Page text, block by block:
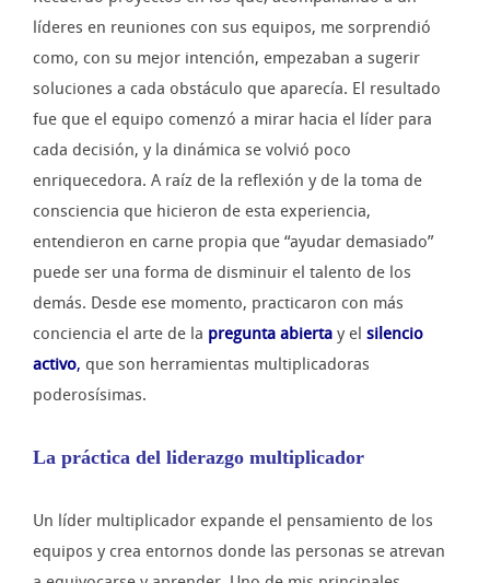
líderes en reuniones con sus equipos, me sorprendió
como, con su mejor intención, empezaban a sugerir
soluciones a cada obstáculo que aparecía. El resultado
fue que el equipo comenzó a mirar hacia el líder para
cada decisión, y la dinámica se volvió poco
enriquecedora. A raíz de la reflexión y de la toma de
consciencia que hicieron de esta experiencia,
entendieron en carne propia que “ayudar demasiado”
puede ser una forma de disminuir el talento de los
demás. Desde ese momento, practicaron con más
conciencia el arte de la pregunta abierta y el silencio
activo, que son herramientas multiplicadoras
poderosísimas.
La práctica del liderazgo multiplicador
Un líder multiplicador expande el pensamiento de los
equipos y crea entornos donde las personas se atrevan